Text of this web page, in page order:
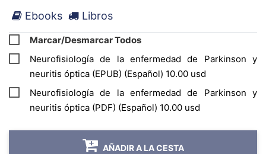
Ebooks Libros
Marcar/Desmarcar Todos
Neurofisiología de la enfermedad de Parkinson y
neuritis óptica (EPUB) (Español) 10.00 usd
Neurofisiología de la enfermedad de Parkinson y
neuritis óptica (PDF) (Español) 10.00 usd
AÑADIR A LA CESTA